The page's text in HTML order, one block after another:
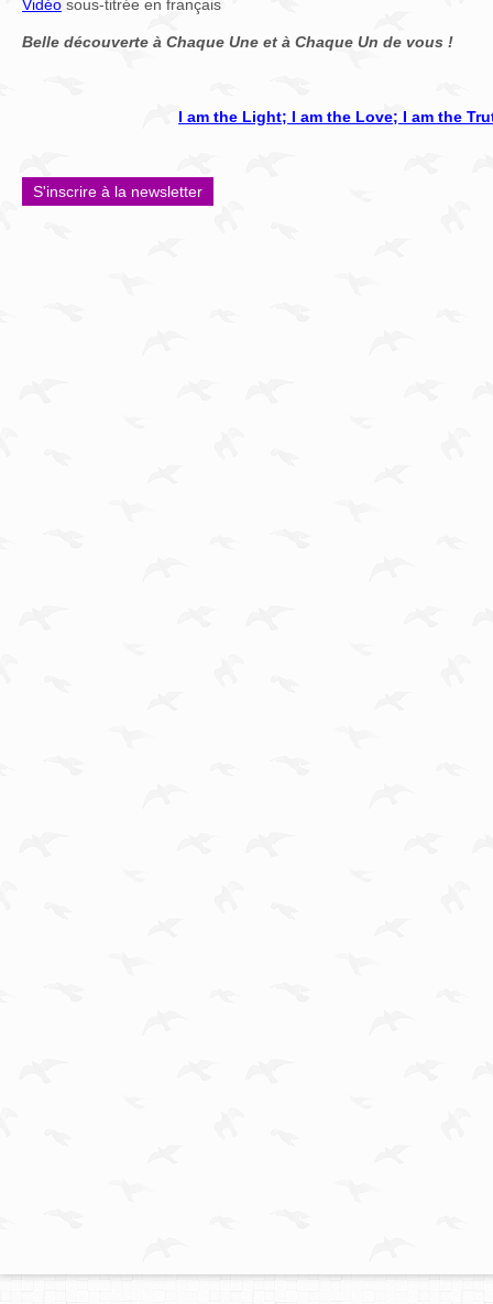
Vidéo sous-titrée en français
Belle découverte à Chaque Une et à Chaque Un de vous !
I am the Light; I am the Love; I am the
S'inscrire à la newsletter